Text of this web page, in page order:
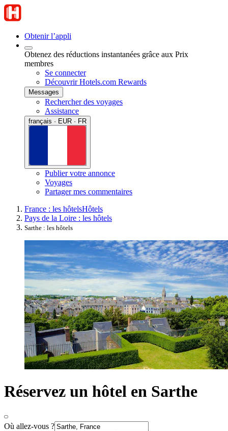
Obtenir l’appli
Obtenez des réductions instantanées grâce aux Prix
membres
Se connecter
Découvrir Hotels.com Rewards
Messages
Rechercher des voyages
Assistance
français · EUR · FR
Publier votre annonce
Voyages
Partager mes commentaires
France : les hôtelsHôtels
Pays de la Loire : les hôtels
Sarthe : les hôtels
Réservez un hôtel en Sarthe
Où allez-vous ?